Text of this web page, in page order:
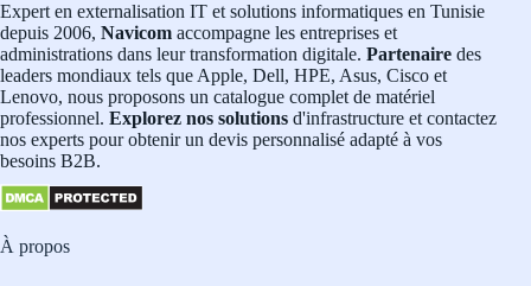
Expert en externalisation IT et solutions informatiques en Tunisie
depuis 2006, Navicom accompagne les entreprises et
administrations dans leur transformation digitale. Partenaire des
leaders mondiaux tels que Apple, Dell, HPE, Asus, Cisco et
Lenovo, nous proposons un catalogue complet de matériel
professionnel. Explorez nos solutions d'infrastructure et contactez
nos experts pour obtenir un devis personnalisé adapté à vos
besoins B2B.
À propos